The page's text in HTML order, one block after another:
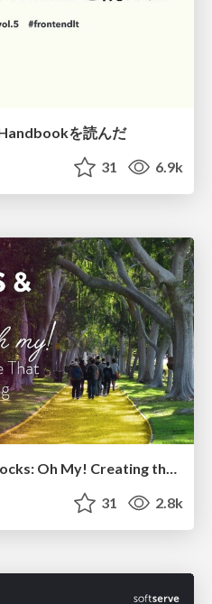
を読んだ
31 6.9k
Templates, Plugins, & Blocks: Oh My! Creating the theme that thinks of everything
31 2.8k